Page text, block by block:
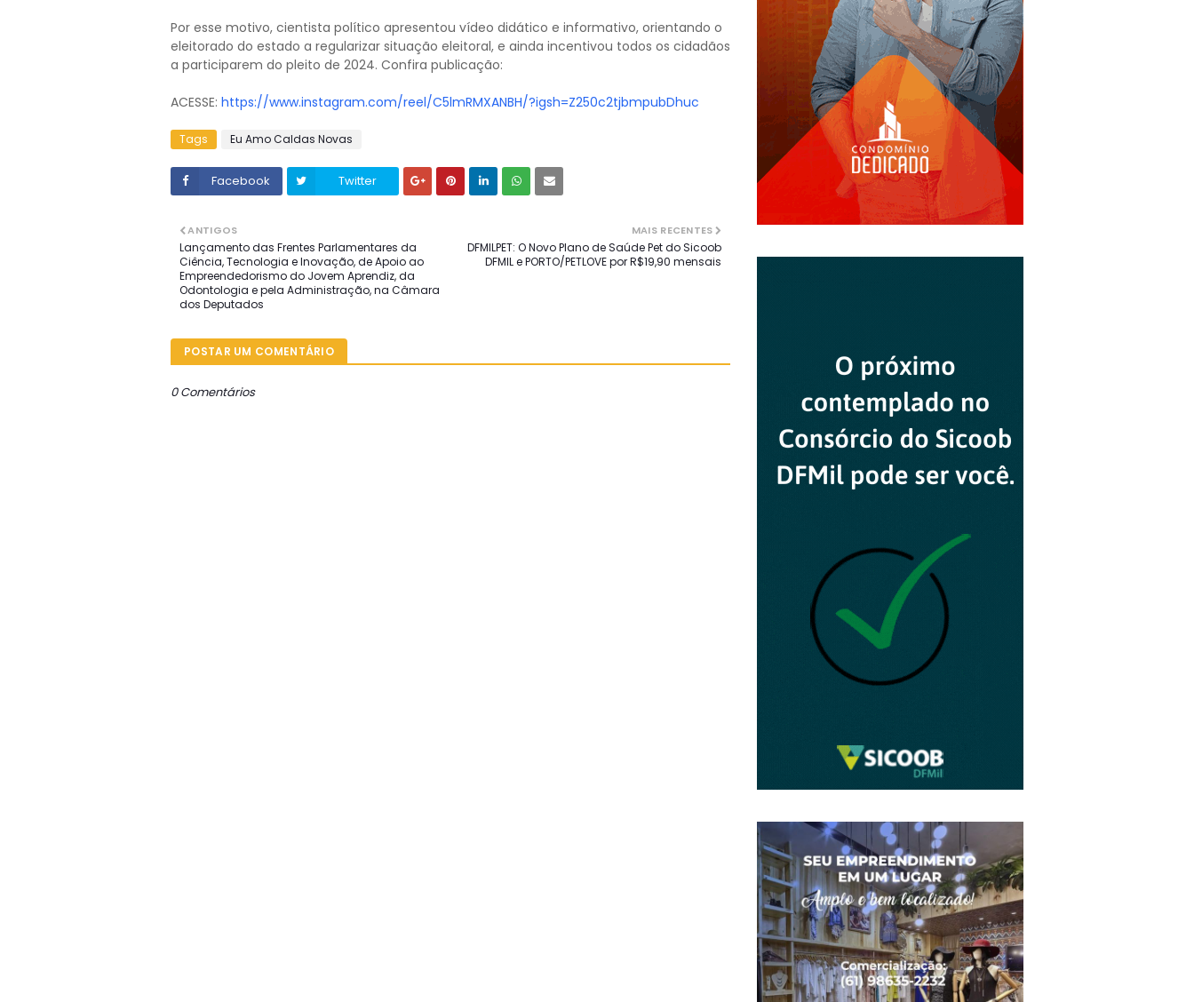
Por esse motivo, cientista político apresentou vídeo didático e informativo, orientando o
eleitorado do estado a regularizar situação eleitoral, e ainda incentivou todos os cidadãos
a participarem do pleito de 2024. Confira publicação:
ACESSE: https://www.instagram.com/reel/C5lmRMXANBH/?igsh=Z250c2tjbmpubDhuc
Tags Eu Amo Caldas Novas
Facebook Twitter
MAIS RECENTES
DFMILPET: O Novo Plano de Saúde Pet do Sicoob
DFMIL e PORTO/PETLOVE por R$19,90 mensais
ANTIGOS
Lançamento das Frentes Parlamentares da
Ciência, Tecnologia e Inovação, de Apoio ao
Empreendedorismo do Jovem Aprendiz, da
Odontologia e pela Administração, na Câmara
dos Deputados
POSTAR UM COMENTÁRIO
0 Comentários